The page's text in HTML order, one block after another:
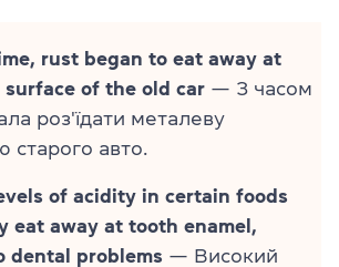
rust began to eat away at
surface of the old car — З часом
роз'їдати металеву
старого авто.
of acidity in certain foods
eat away at tooth enamel,
dental problems — Високий